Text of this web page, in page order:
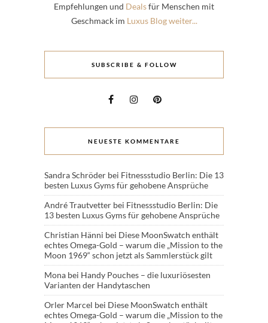
Empfehlungen und Dealsfür Menschen mit
Geschmack im Luxus Blog weiter...
SUBSCRIBE & FOLLOW
NEUESTE KOMMENTARE
Sandra Schröder bei Fitnessstudio Berlin: Die 13
besten Luxus Gyms für gehobene Ansprüche
André Trautvetter bei Fitnessstudio Berlin: Die
13 besten Luxus Gyms für gehobene Ansprüche
Christian Hänni bei Diese MoonSwatch enthält
echtes Omega-Gold – warum die „Mission to the
Moon 1969“ schon jetzt als Sammlerstück gilt
Mona bei Handy Pouches – die luxuriösesten
Varianten der Handytaschen
Orler Marcel bei Diese MoonSwatch enthält
echtes Omega-Gold – warum die „Mission to the